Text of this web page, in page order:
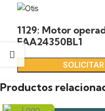
1129: Motor
FAA24350BL1
Productos